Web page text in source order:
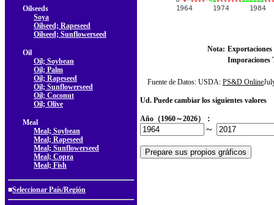
Oilseeds
Soya
Oilseed; Rapeseed
Oilseed; Sunflowerseed
Oil
Oil; Soybean
Oil; Palm
Oil; Rapeseed
Oil; Sunflowerseed
Oil; Coconut
Oil; Olive
Meal
Meal; Soybean
Meal; Rapeseed
Meal; Sunflowerseed
Meal; Copra
Meal; Fish
■Seleccionar País/Región
Nota: Exportaciones
Imporaciones
Fuente de Datos: USDA: PS&D Online
Ud. Puede cambiar los siguientes valores
Año（1960～2026）：
～